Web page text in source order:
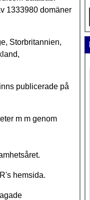
1333980 domäner
Storbritannien,
publicerade på
m m genom
hemsida.